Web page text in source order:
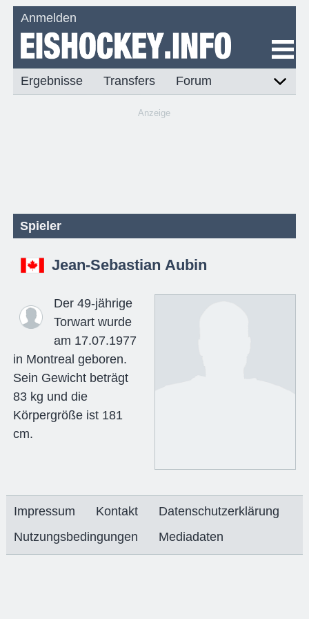
Anmelden
Ergebnisse Transfers Forum
Anzeige
Spieler
Jean-Sebastian Aubin
Der 49-jährige
Torwart wurde
am 17.07.1977
in Montreal geboren.
Sein Gewicht beträgt
83 kg und die
Körpergröße ist 181
cm.
Impressum Kontakt
Datenschutzerklärung
Nutzungsbedingungen
Mediadaten